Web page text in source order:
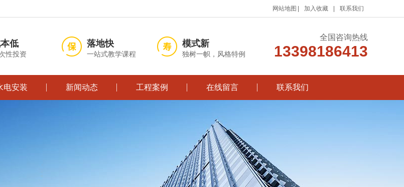
网站地图 加入收藏 联系我们
低
性投资
落地快
一站式教学课程
模式新
独树一帜，风格特例
全国咨询热线
13398186413
电安装 新闻动态 工程案例 在线留言 联系我们